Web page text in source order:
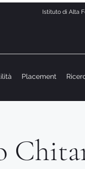
Istituto di Alta
Placement